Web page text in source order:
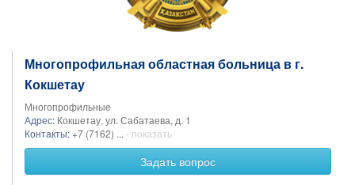
Многопрофильная областная больница в г.
Кокшетау
Многопрофильные
Адрес: Кокшетау, ул. Сабатаева, д. 1
Контакты: +7 (7162) ... - показать
Задать вопрос